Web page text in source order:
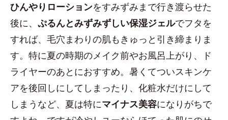
ひんやりローションをすみずみまで行き渡らせた
後に、 ぷるんとみずみずしい保湿ジェルでフタを
すれば、毛穴まわりの肌もきゅっと引き締まりま
す。特に夏の時期のメイク前やお風呂上がり、ド
ライヤーのあとにおすすめ。暑くてついスキンケ
アを後回しにしてしまったり、化粧水だけにして
しまうなど、夏は特にマイナス美容になりがちで